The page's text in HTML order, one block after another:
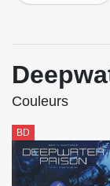
Couleurs
BD